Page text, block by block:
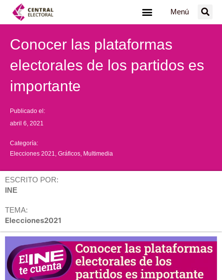
Menú
Conocer las plataformas
electorales de los partidos es
importante
Publicado el:
abril 6, 2021
Categoría:
Elecciones 2021
Gráficos Multimedia
ESCRITO POR:
INE
TEMA:
Elecciones2021